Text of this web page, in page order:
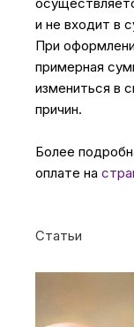
и не входит в
При
примерная
измениться в
причин.
Более
оплате на
Статьи